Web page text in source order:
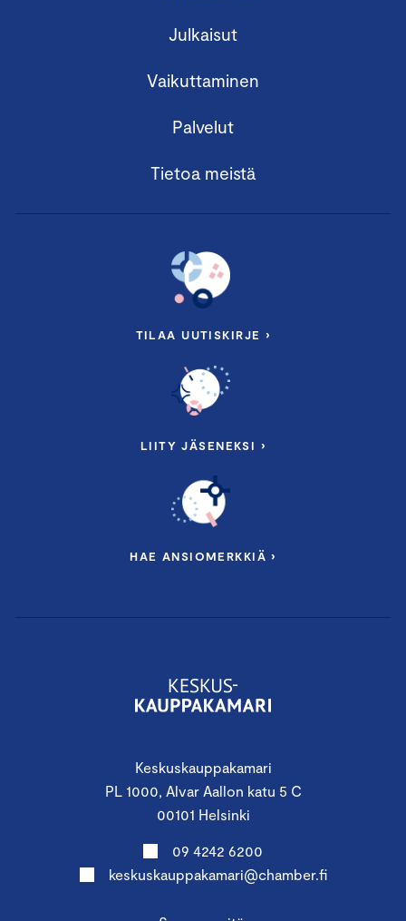
Keskuskauppakamari
PL 1000, Alvar Aallon katu 5 C
00101 Helsinki
09 4242 6200
keskuskauppakamari@chamber.fi
Julkaisut
Vaikuttaminen
Palvelut
Tietoa meistä
TILAA UUTISKIRJE ›
LIITY JÄSENEKSI ›
HAE ANSIOMERKKIÄ ›